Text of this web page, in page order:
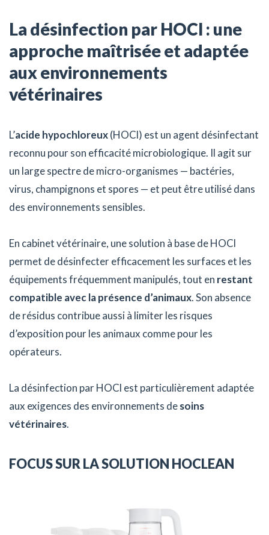
La désinfection par HOCl : une
approche maîtrisée et adaptée
aux environnements
vétérinaires
L’acide hypochloreux(HOCl) est un agent désinfectant
reconnu pour son efficacité microbiologique. Il agit sur
un large spectre de micro-organismes — bactéries,
virus, champignons et spores — et peut être utilisé dans
des environnements sensibles.
En cabinet vétérinaire, une solution à base de HOCl
permet de désinfecter efficacement les surfaces et les
équipements fréquemment manipulés, tout en restant
compatible avec la présence d’animaux. Son absence
de résidus contribue aussi à limiter les risques
d’exposition pour les animaux comme pour les
opérateurs.
La désinfection par HOCl est particulièrement adaptée
aux exigences des environnements desoins
vétérinaires.
FOCUS SUR LA SOLUTION HOCLEAN